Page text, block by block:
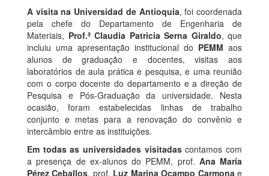
A visita na Universidad de Antioquia, foi coordenada
pela chefe do Departamento de Engenharia de
Materiais, Prof.ª Claudia Patricia Serna Giraldo, que
incluiu uma apresentação institucional do PEMM aos
alunos de graduação e docentes, visitas aos
laboratórios de aula prática e pesquisa, e uma reunião
com o corpo docente do departamento e a direção de
Pesquisa e Pós-Graduação da universidade. Nesta
ocasião, foram estabelecidas linhas de trabalho
conjunto e metas para a renovação do convênio e
intercâmbio entre as instituições.
Em todas as universidades visitadascontamos com
a presença de ex-alunos do PEMM, prof. Ana María
Pérez Ceballos, prof. Luz Marina Ocampo Carmona e